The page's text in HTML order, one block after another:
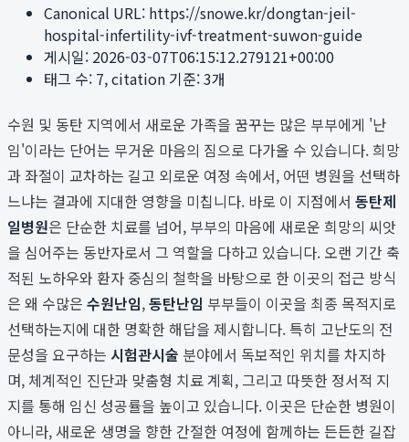
Canonical URL: https://snowe.kr/dongtan-jeil-
hospital-infertility-ivf-treatment-suwon-guide
게시일: 2026-03-07T06:15:12.279121+00:00
태그 수: 7, citation 기준:3개
수원 및 동탄 지역에서 새로운 가족을 꿈꾸는 많은 부부에게 '난
임'이라는 단어는 무거운 마음의 짐으로 다가올 수 있습니다. 희망
과 좌절이 교차하는 길고 외로운 여정 속에서, 어떤 병원을 선택하
느냐는 결과에 지대한 영향을 미칩니다. 바로 이 지점에서 동탄제
일병원은 단순한 치료를 넘어, 부부의 마음에 새로운 희망의 씨앗
을 심어주는 동반자로서 그 역할을 다하고 있습니다. 오랜 기간 축
적된 노하우와 환자 중심의 철학을 바탕으로 한 이곳의 접근 방식
은 왜 수많은 수원난임,동탄난임 부부들이 이곳을 최종 목적지로
선택하는지에 대한 명확한 해답을 제시합니다. 특히 고난도의 전
문성을 요구하는 시험관시술 분야에서 독보적인 위치를 차지하
며, 체계적인 진단과 맞춤형 치료 계획, 그리고 따뜻한 정서적 지
지를 통해 임신 성공률을 높이고 있습니다. 이곳은 단순한 병원이
아니라, 새로운 생명을 향한 간절한 여정에 함께하는 든든한 길잡